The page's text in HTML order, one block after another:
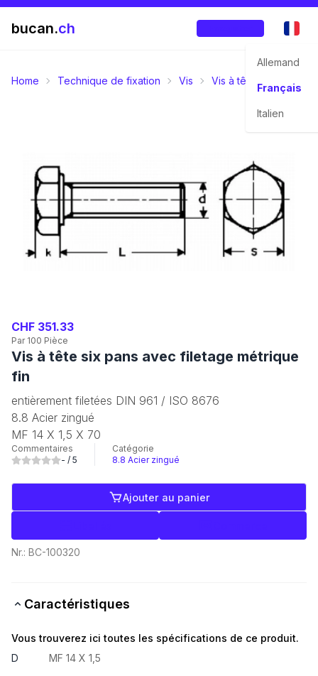
bucan.ch
Allemand
Français
Italien
Home Technique de fixation Vis Vis à tête six pans
CHF 351.33
Par 100 Pièce
Vis à tête six pans avec filetage métrique
fin
entièrement filetées DIN 961 / ISO 8676
8.8 Acier zingué
MF 14 X 1,5 X 70
Commentaires
- / 5
Catégorie
8.8 Acier zingué
Ajouter au panier
Nr.: BC-100320
Caractéristiques
Vous trouverez ici toutes les spécifications de ce produit.
D
MF 14 X 1,5